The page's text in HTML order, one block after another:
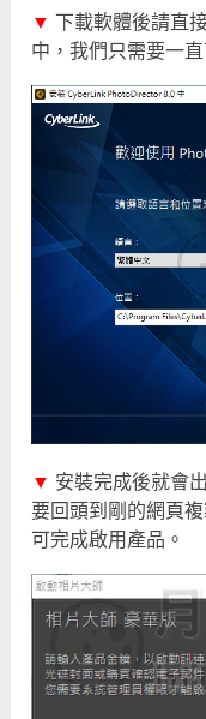
▼ 下載軟體後請直
中，我們只需要一
▼ 安裝完成後就會
要回頭到剛的網頁
可完成啟用產品。